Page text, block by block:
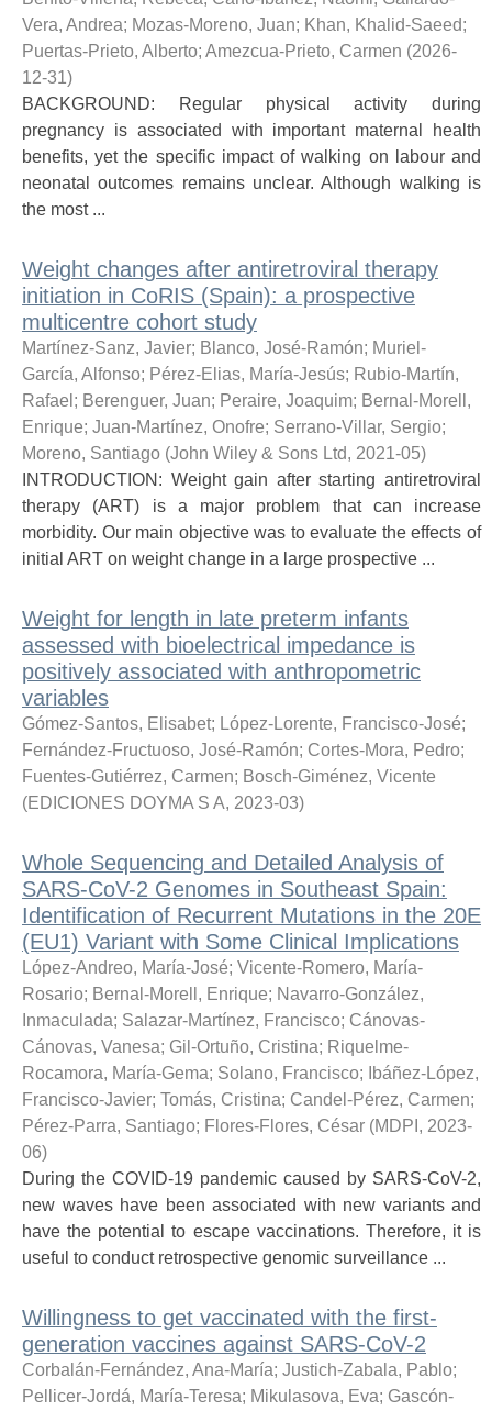
Vera, Andrea; Mozas-Moreno, Juan; Khan, Khalid-Saeed;
Puertas-Prieto, Alberto; Amezcua-Prieto, Carmen (2026-
12-31)
BACKGROUND: Regular physical activity during
pregnancy is associated with important maternal health
benefits, yet the specific impact of walking on labour and
neonatal outcomes remains unclear. Although walking is
the most ...
Weight changes after antiretroviral therapy
initiation in CoRIS (Spain): a prospective
multicentre cohort study
Martínez-Sanz, Javier; Blanco, José-Ramón; Muriel-
García, Alfonso; Pérez-Elias, María-Jesús; Rubio-Martín,
Rafael ; Berenguer, Juan; Peraire, Joaquim; Bernal-Morell,
Enrique; Juan-Martínez, Onofre; Serrano-Villar, Sergio;
Moreno, Santiago (John Wiley & Sons Ltd, 2021-05)
INTRODUCTION: Weight gain after starting antiretroviral
therapy (ART) is a major problem that can increase
morbidity. Our main objective was to evaluate the effects of
initial ART on weight change in a large prospective ...
Weight for length in late preterm infants
assessed with bioelectrical impedance is
positively associated with anthropometric
variables
Gómez-Santos, Elisabet; López-Lorente, Francisco-José;
Fernández-Fructuoso, José-Ramón; Cortes-Mora, Pedro;
Fuentes-Gutiérrez, Carmen; Bosch-Giménez, Vicente
(EDICIONES DOYMA S A, 2023-03)
Whole Sequencing and Detailed Analysis of
SARS-CoV-2 Genomes in Southeast Spain:
Identification of Recurrent Mutations in the 20E
(EU1) Variant with Some Clinical Implications
López-Andreo, María-José; Vicente-Romero, María-
Rosario; Bernal-Morell, Enrique; Navarro-González,
Inmaculada; Salazar-Martínez, Francisco; Cánovas-
Cánovas, Vanesa; Gil-Ortuño, Cristina; Riquelme-
Rocamora, María-Gema; Solano, Francisco;
Ibáñez-López,
Francisco-Javier; Tomás, Cristina; Candel-Pérez, Carmen;
Pérez-Parra, Santiago; Flores-Flores, César (MDPI , 2023-
06)
During the COVID-19 pandemic caused by SARS-CoV-2,
new waves have been associated with new variants and
have the potential to escape vaccinations. Therefore, it is
useful to conduct retrospective genomic surveillance ...
Willingness to get vaccinated with the first-
generation vaccines against SARS-CoV-2
Corbalán-Fernández, Ana-María; Justich-Zabala, Pablo;
Pellicer-Jordá, María-Teresa; Mikulasova, Eva; Gascón-